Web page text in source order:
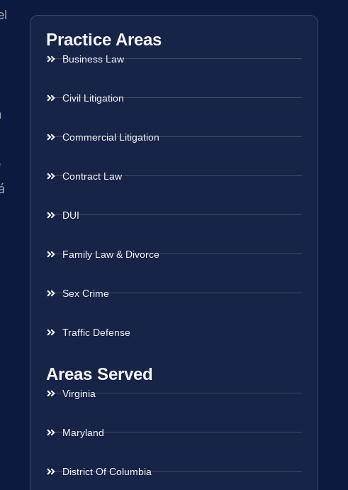
Practice Areas
Business Law
Civil Litigation
Commercial Litigation
Contract Law
DUI
Family Law & Divorce
Sex Crime
Traffic Defense
Areas Served
Virginia
Maryland
District Of Columbia